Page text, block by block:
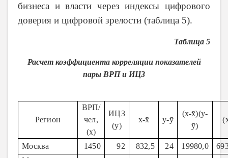
бизнеса и власти через индексы цифрового
доверия и цифровой зрелости (таблица 5).
Таблица 5
Расчет коэффициента корреляции показателей
пары ВРП и ИЦЗ
Регион
ВРП/
чел,
(x)
ИЦЗ
(y)
x-x̄ y-ȳ
(x-x̄)(y-
ȳ)
Москва 1450 92 832,5 24 19980,0